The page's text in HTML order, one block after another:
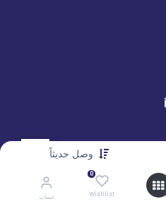
وصل حديثاً
0
Wishlist حساب